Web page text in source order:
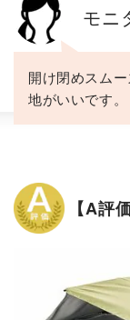
モニ
開け閉めスム
地がいいです。
【A評